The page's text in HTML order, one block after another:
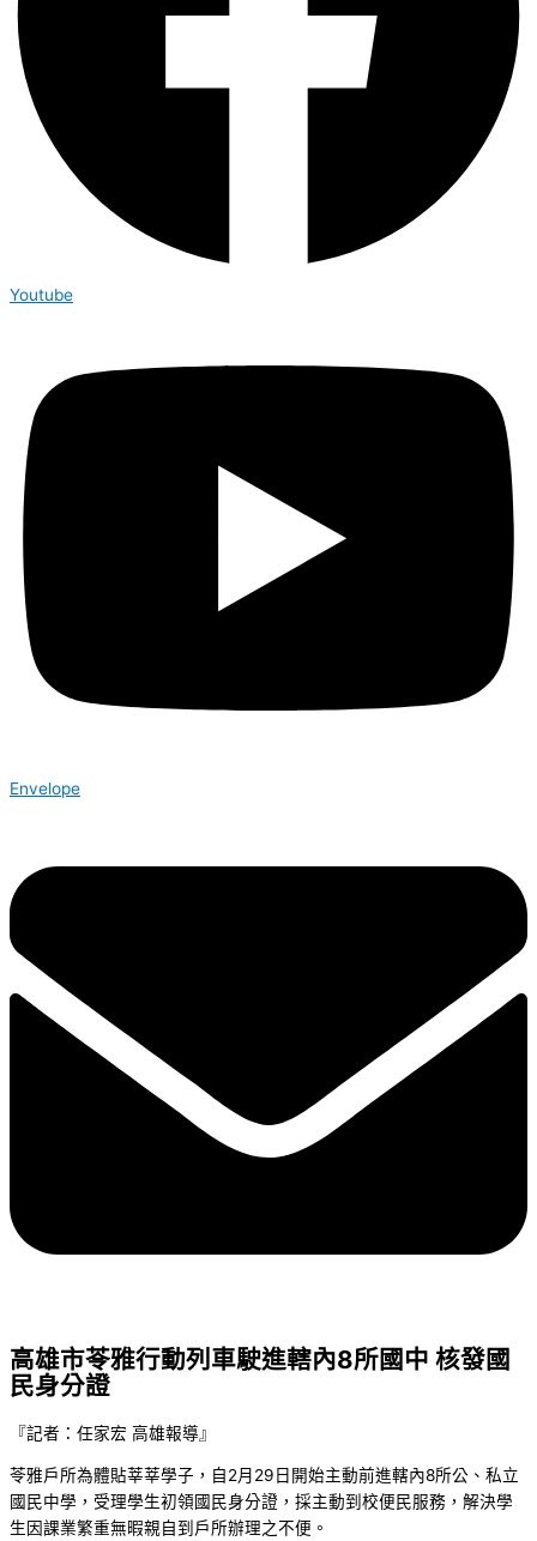
Youtube
Envelope
高雄市苓雅行動列車駛進轄內8所國中 核發國
民身分證
『記者：任家宏 高雄報導』
苓雅戶所為體貼莘莘學子，自2月29日開始主動前進轄內8所公、私立
國民中學，受理學生初領國民身分證，採主動到校便民服務，解決學
生因課業繁重無暇親自到戶所辦理之不便。